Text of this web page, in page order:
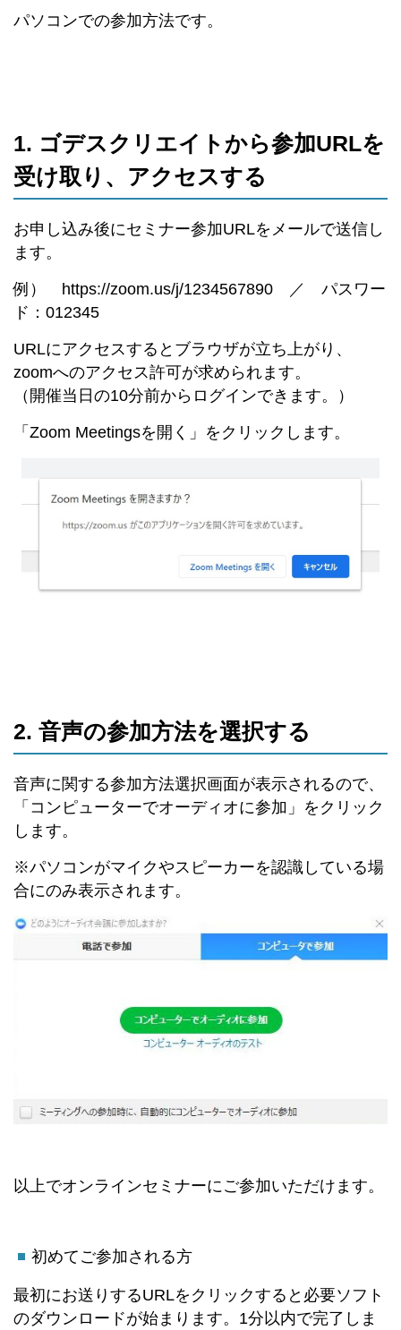
パソコンでの参加方法です。
1. ゴデスクリエイトから参加URLを
受け取り、アクセスする
お申し込み後にセミナー参加URLをメールで送信し
ます。
例） https://zoom.us/j/1234567890 ／ パスワー
ド：012345
URLにアクセスするとブラウザが立ち上がり、
zoomへのアクセス許可が求められます。
（開催当日の10分前からログインできます。）
「Zoom Meetingsを開く」をクリックします。
2. 音声の参加方法を選択する
音声に関する参加方法選択画面が表示されるので、
「コンピューターでオーディオに参加」をクリック
します。
※パソコンがマイクやスピーカーを認識している場
合にのみ表示されます。
以上でオンラインセミナーにご参加いただけます。
初めてご参加される方
最初にお送りするURLをクリックすると必要ソフト
のダウンロードが始まります。1分以内で完了しま